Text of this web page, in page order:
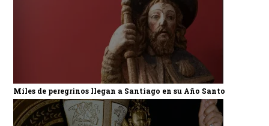
Miles de peregrinos llegan a Santiago en su Año Santo